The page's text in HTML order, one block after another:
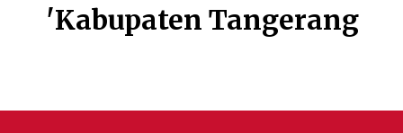
Kabupaten Tangerang'